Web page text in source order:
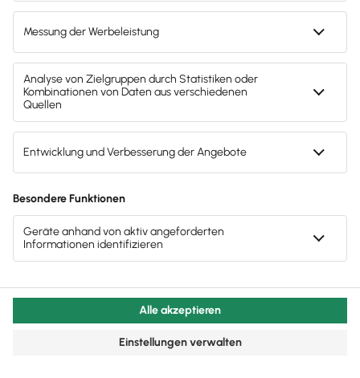
Lesezeit 7 Minuten
Mitarbeiter & Gehalt
Fürsorgepflicht Arbeitgeber: Rechte der
Arbeitgeber-Fürsorgepflicht: Bedeutung & wichtige